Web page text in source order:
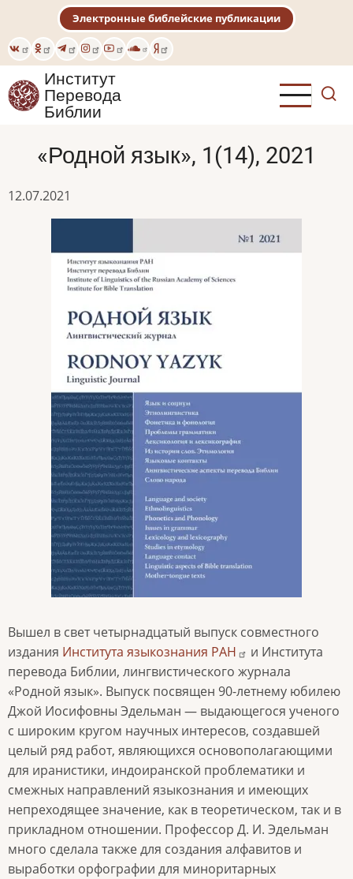
основному
содержанию
Электронные библейские публикации
Институт
Перевода
Библии
«Родной язык», 1(14), 2021
12.07.2021
Вышел в свет четырнадцатый выпуск совместного
издания Института языкознания РАН
и Института
перевода Библии, лингвистического журнала
«Родной язык». Выпуск посвящен 90-летнему юбилею
Джой Иосифовны Эдельман — выдающегося ученого
с широким кругом научных интересов, создавшей
целый ряд работ, являющихся основополагающими
для иранистики, индоиранской проблематики и
смежных направлений языкознания и имеющих
непреходящее значение, как в теоретическом, так и в
прикладном отношении. Профессор Д. И. Эдельман
много сделала также для создания алфавитов и
выработки орфографии для миноритарных